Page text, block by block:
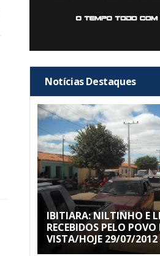
Notícias Destaques
IBITIARA: NILTINHO E
RECEBIDOS PELO POVO
VISTA/HOJE 29/07/2012